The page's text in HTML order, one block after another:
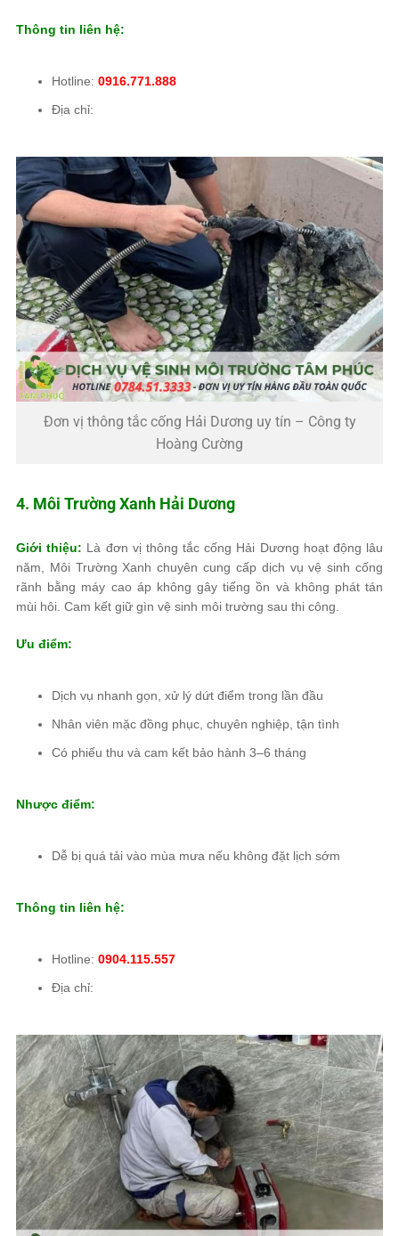
Thông tin liên hệ:
Hotline: 0916.771.888
Địa chỉ:
Đơn vị thông tắc cống Hải Dương uy tín – Công ty
Hoàng Cường
4. Môi Trường Xanh Hải Dương
Giới thiệu: Là đơn vị thông tắc cống Hải Dương hoạt động lâu
năm, Môi Trường Xanh chuyên cung cấp dịch vụ vệ sinh cống
rãnh bằng máy cao áp không gây tiếng ồn và không phát tán
mùi hôi. Cam kết giữ gìn vệ sinh môi trường sau thi công.
Ưu điểm:
Dịch vụ nhanh gọn, xử lý dứt điểm trong lần đầu
Nhân viên mặc đồng phục, chuyên nghiệp, tận tình
Có phiếu thu và cam kết bảo hành 3–6 tháng
Nhược điểm:
Dễ bị quá tải vào mùa mưa nếu không đặt lịch sớm
Thông tin liên hệ:
Hotline: 0904.115.557
Địa chỉ: